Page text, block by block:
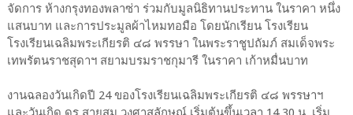
จัดการ ห้างกรุงทองพลาซ่า ร่วมกับมูลนิธิทานประทาน ในราคา หนึ่ง
แสนบาท และการประมูลผ้าไหมทอมือ โดยนักเรียน โรงเรียน
โรงเรียนเฉลิมพระเกียรติ ๔๘ พรรษา ในพระราชูปถัมภ์ สมเด็จพระ
เทพรัตนราชสุดาฯ สยามบรมราชกุมารี ในราคา เก้าหมื่นบาท
งานฉลองวันเกิดปี 24 ของโรงเรียนเฉลิมพระเกียรติ ๔๘ พรรษาฯ